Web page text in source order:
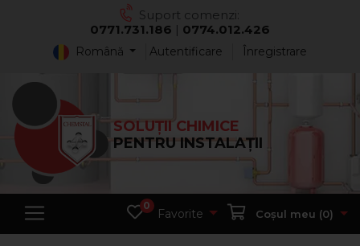
Suport comenzi:
0771.731.186 | 0774.012.426
Română Autentificare Înregistrare
SOLUȚII CHIMICE
PENTRU INSTALAȚII
0
Favorite Coșul meu (0)